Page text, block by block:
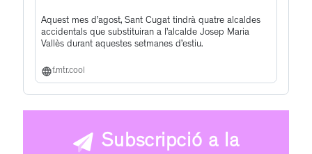
Aquest mes d’agost, Sant Cugat tindrà quatre alcaldes
accidentals que substituiran a l’alcalde Josep Maria
Vallès durant aquestes setmanes d’estiu.
f.mtr.cool
Subscripció a la